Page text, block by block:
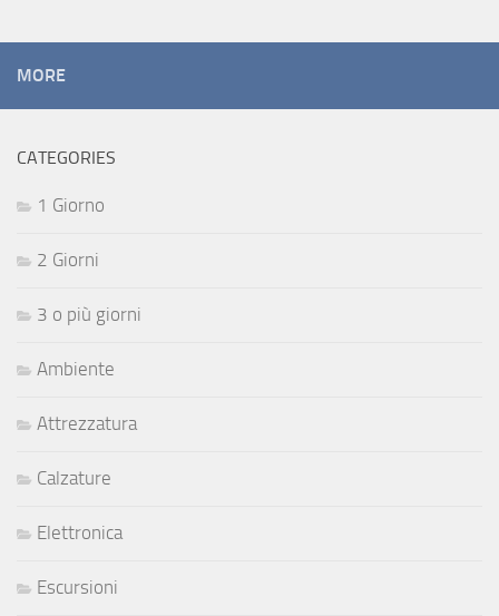
MORE
CATEGORIES
1 Giorno
2 Giorni
3 o più giorni
Ambiente
Attrezzatura
Calzature
Elettronica
Escursioni